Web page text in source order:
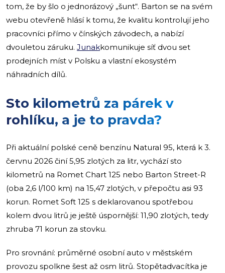
tom, že by šlo o jednorázový „šunt“. Barton se na svém
webu otevřeně hlásí k tomu, že kvalitu kontrolují jeho
pracovníci přímo v čínských závodech, a nabízí
dvouletou záruku. Junakkomunikuje síť dvou set
prodejních míst v Polsku a vlastní ekosystém
náhradních dílů.
Sto kilometrů za párek v
rohlíku, a je to pravda?
Při aktuální polské ceně benzínu Natural 95, která k 3.
červnu 2026 činí 5,95 zlotých za litr, vychází sto
kilometrů na Romet Chart 125 nebo Barton Street-R
(oba 2,6 l/100 km) na 15,47 zlotých, v přepočtu asi 93
korun. Romet Soft 125 s deklarovanou spotřebou
kolem dvou litrů je ještě úspornější: 11,90 zlotých, tedy
zhruba 71 korun za stovku.
Pro srovnání: průměrné osobní auto v městském
provozu spolkne šest až osm litrů. Stopětadvacítka je